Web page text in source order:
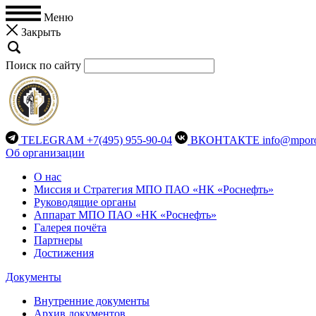
Меню
Закрыть
Поиск по сайту
TELEGRAM +7(495) 955-90-04 ВКОНТАКТЕ
Об организации
О нас
Миссия и Стратегия МПО ПАО «НК «Роснефть»
Руководящие органы
Аппарат МПО ПАО «НК «Роснефть»
Галерея почёта
Партнеры
Достижения
Документы
Внутренние документы
Архив документов